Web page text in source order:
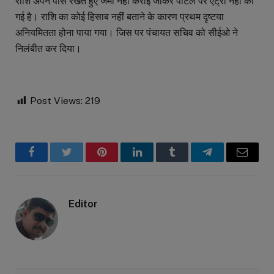
गई है। राशि का कोई हिसाब नहीं बताने के कारण प्रथम दृष्टया
अनियमितता होना पाया गया। जिस पर पंचायत सचिव को सीईओ ने
निलंबीत कर दिया।
Post Views: 219
FacebookTwitter PinterestLinkedInTumblr TelegramEmail
Editor